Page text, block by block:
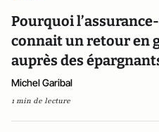
Pourquoi
connait un retour en
auprès des
Michel Garibal
1 min de lecture